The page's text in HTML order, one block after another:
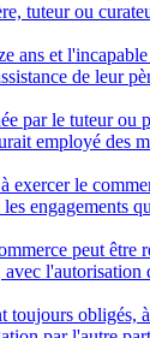
tuteur ou
ans et
de leur
par le tuteur ou
employé des
exercer le
engagements
peut être
l'autorisation
toujours obligés,